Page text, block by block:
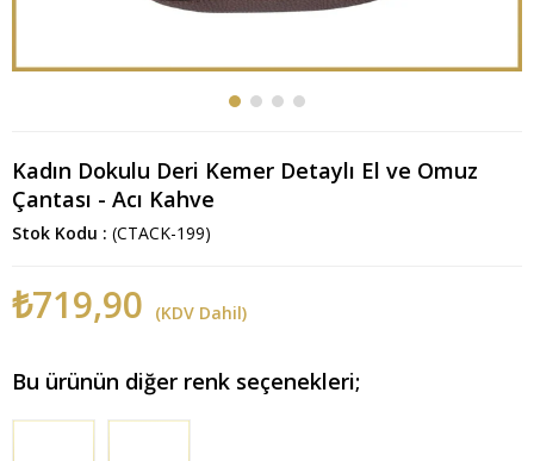
Kadın Dokulu Deri Kemer Detaylı El ve Omuz
Çantası - Acı Kahve
Stok Kodu (CTACK-199)
₺719,90 (KDV Dahil)
Bu ürünün diğer renk seçenekleri;